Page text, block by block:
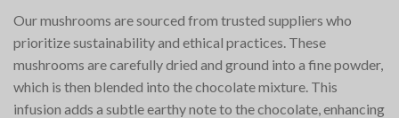
Our mushrooms are sourced from trusted suppliers who
prioritize sustainability and ethical practices. These
mushrooms are carefully dried and ground into a fine powder,
which is then blended into the chocolate mixture. This
infusion adds a subtle earthy note to the chocolate, enhancing